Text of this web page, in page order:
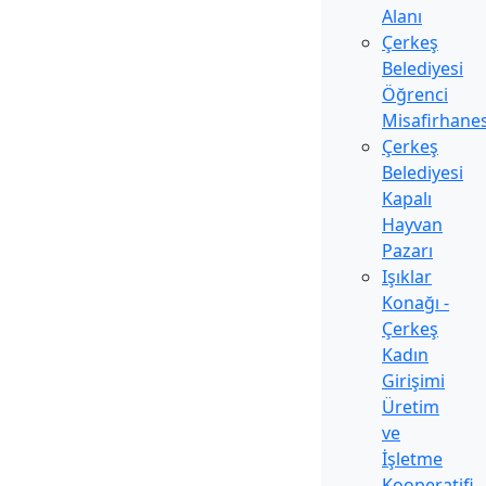
Alanı
Çerkeş
Belediyesi
Öğrenci
Çerkeş
Belediyesi
Kapalı
Hayvan
Pazarı
Işıklar
Konağı -
Çerkeş
Kadın
Girişimi
Üretim
ve
İşletme